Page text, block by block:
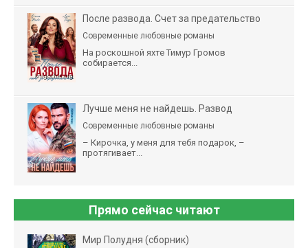
После развода. Счет за предательство
Современные любовные романы
На роскошной яхте Тимур Громов
собирается...
Лучше меня не найдешь. Развод
Современные любовные романы
– Кирочка, у меня для тебя подарок, –
протягивает...
Прямо сейчас читают
Мир Полудня (сборник)